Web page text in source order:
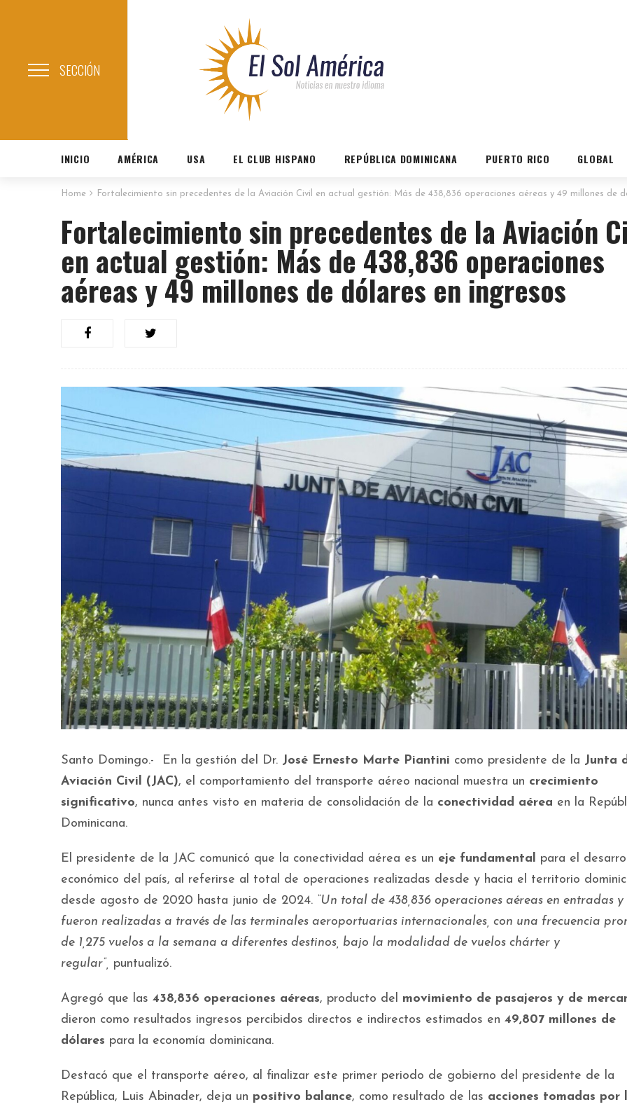
SECCIÓN
INICIO AMÉRICA USA EL CLUB HISPANO REPÚBLICA DOMINICANA PUERTO RICO GLOBAL
Home Fortalecimiento sin precedentes de la Aviación Civil en actual gestión: Más de 438,836 operaciones aéreas y 49 millones de
Fortalecimiento sin precedentes de la Aviación
en actual gestión: Más de 438,836 operaciones
aéreas y 49 millones de dólares en ingresos
Santo Domingo.- En la gestión del Dr. José Ernesto Marte Piantini como presidente de la Junta
Aviación Civil (JAC), el comportamiento del transporte aéreo nacional muestra un crecimiento
significativo, nunca antes visto en materia de consolidación de la conectividad aérea en la
Dominicana.
El presidente de la JAC comunicó que la conectividad aérea es un eje fundamental para el
económico del país, al referirse al total de operaciones realizadas desde y hacia el territorio
desde agosto de 2020 hasta junio de 2024.
“Un total de 438,836 operaciones aéreas en entradas
fueron realizadas a través de las terminales aeroportuarias internacionales, con una frecuencia
de 1,275 vuelos a la semana a diferentes destinos, bajo la modalidad de vuelos chárter y
regular”,
puntualizó.
Agregó que las 438,836 operaciones aéreas, producto del movimiento de pasajeros y de
dieron como resultados ingresos percibidos directos e indirectos estimados en 49,807 millones de
dólares para la economía dominicana.
Destacó que el transporte aéreo, al finalizar este primer periodo de gobierno del presidente de la
República, Luis Abinader, deja un positivo balance, como resultado de las acciones tomadas por